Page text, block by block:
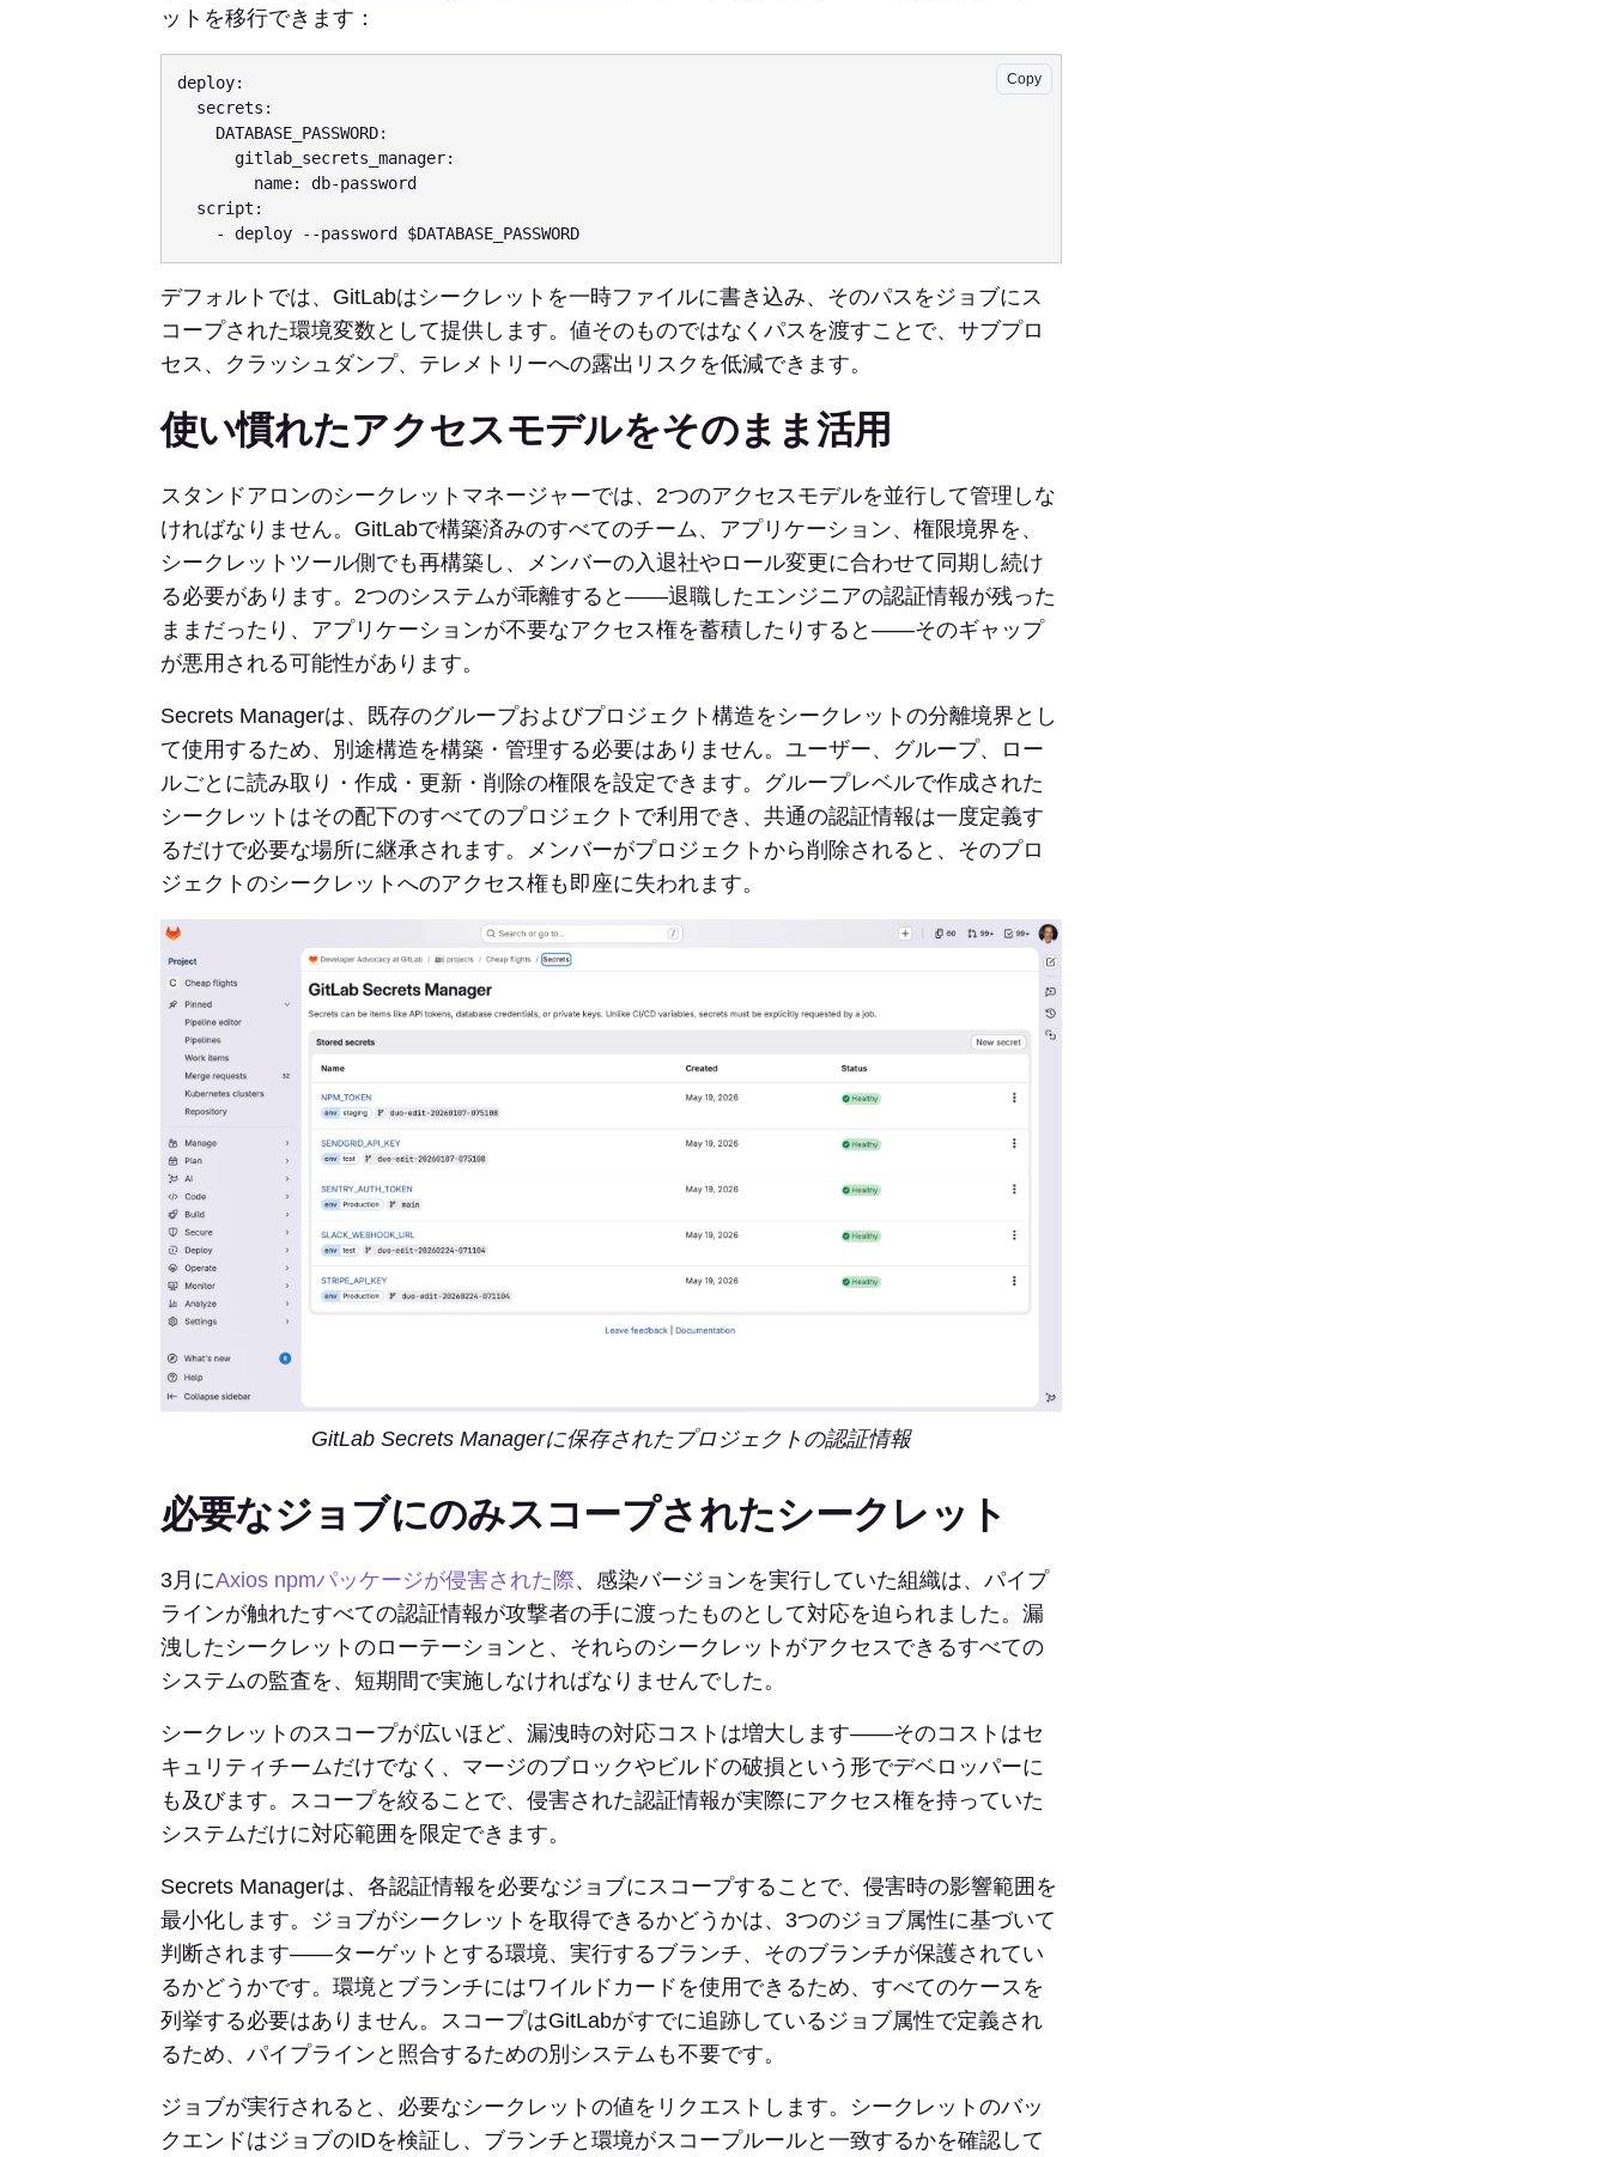
ットを移行できます：
Copy
deploy:
    - deploy --password $DATABASE_PASSWORD
デフォルトでは、GitLabはシークレットを一時ファイルに書き込み、そのパスをジョブにス
コープされた環境変数として提供します。値そのものではなくパスを渡すことで、サブプロ
セス、クラッシュダンプ、テレメトリーへの露出リスクを低減できます。
使い慣れたアクセスモデルをそのまま活用
スタンドアロンのシークレットマネージャーでは、2つのアクセスモデルを並行して管理しな
ければなりません。GitLabで構築済みのすべてのチーム、アプリケーション、権限境界を、
シークレットツール側でも再構築し、メンバーの入退社やロール変更に合わせて同期し続け
る必要があります。2つのシステムが乖離すると——退職したエンジニアの認証情報が残った
ままだったり、アプリケーションが不要なアクセス権を蓄積したりすると——そのギャップ
が悪用される可能性があります。
Secrets Managerは、既存のグループおよびプロジェクト構造をシークレットの分離境界とし
て使用するため、別途構造を構築・管理する必要はありません。ユーザー、グループ、ロー
ルごとに読み取り・作成・更新・削除の権限を設定できます。グループレベルで作成された
シークレットはその配下のすべてのプロジェクトで利用でき、共通の認証情報は一度定義す
るだけで必要な場所に継承されます。メンバーがプロジェクトから削除されると、そのプロ
ジェクトのシークレットへのアクセス権も即座に失われます。
GitLab Secrets Managerに保存されたプロジェクトの認証情報
必要なジョブにのみスコープされたシークレット
3月にAxios npmパッケージが侵害された際、感染バージョンを実行していた組織は、パイプ
ラインが触れたすべての認証情報が攻撃者の手に渡ったものとして対応を迫られました。漏
洩したシークレットのローテーションと、それらのシークレットがアクセスできるすべての
システムの監査を、短期間で実施しなければなりませんでした。
シークレットのスコープが広いほど、漏洩時の対応コストは増大します——そのコストはセ
キュリティチームだけでなく、マージのブロックやビルドの破損という形でデベロッパーに
も及びます。スコープを絞ることで、侵害された認証情報が実際にアクセス権を持っていた
システムだけに対応範囲を限定できます。
Secrets Managerは、各認証情報を必要なジョブにスコープすることで、侵害時の影響範囲を
最小化します。ジョブがシークレットを取得できるかどうかは、3つのジョブ属性に基づいて
判断されます——ターゲットとする環境、実行するブランチ、そのブランチが保護されてい
るかどうかです。環境とブランチにはワイルドカードを使用できるため、すべてのケースを
列挙する必要はありません。スコープはGitLabがすでに追跡しているジョブ属性で定義され
るため、パイプラインと照合するための別システムも不要です。
ジョブが実行されると、必要なシークレットの値をリクエストします。シークレットのバッ
クエンドはジョブのIDを検証し、ブランチと環境がスコープルールと一致するかを確認して